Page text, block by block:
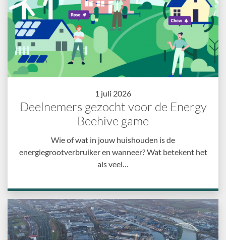
1 juli 2026
Deelnemers gezocht voor de Energy
Beehive game
Wie of wat in jouw huishouden is de
energiegrootverbruiker en wanneer? Wat betekent het
als veel…